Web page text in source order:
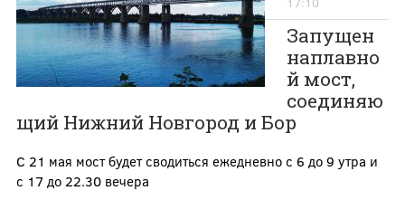
Запущен
наплавно
й мост,
соединяю
щий Нижний Новгород и Бор
С 21 мая мост будет сводиться ежедневно с 6 до 9 утра и
с 17 до 22.30 вечера